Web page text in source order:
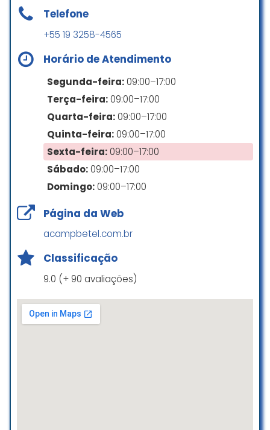
Lugar maravilhoso, lindo.
Fernanda Godoi
Um lugar agradável, amplo.
Bons alojamentos , ótima
alimentação.
Super recomendo
Ótimo lugar, pessoas agradáveis,
boa estrutura.
Katia Souza
Telefone
+55 19 3258-4565
Horário de Atendimento
Segunda-feira: 09:00–17:00
Terça-feira: 09:00–17:00
Quarta-feira: 09:00–17:00
Quinta-feira: 09:00–17:00
Sexta-feira: 09:00–17:00
Sábado: 09:00–17:00
Domingo: 09:00–17:00
Página da Web
acampbetel.com.br
Classificação
9.0 (+ 90 avaliações)